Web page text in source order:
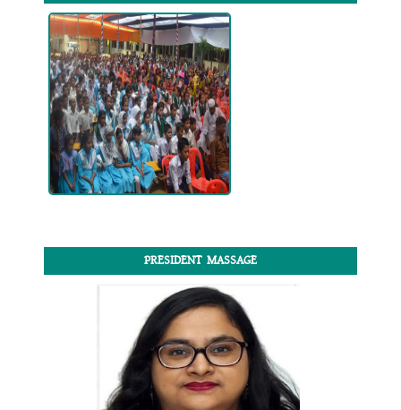
PRESIDENT MASSAGE